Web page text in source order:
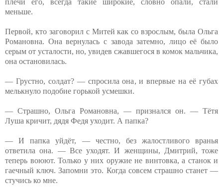
меньше.
Первой, кто заговорил с Митей как со взрослым, была Ольга
Романовна. Она вернулась с завода затемно, лицо её было
серым от усталости, но, увидев сжавшегося в комок мальчика,
она остановилась.
— Грустно, солдат? — спросила она, и впервые на её губах
мелькнуло подобие горькой усмешки.
— Страшно, Ольга Романовна, — признался он. — Тётя
Луша кричит, дядя Федя уходит. А папка?
— И папка уйдёт, — честно, без жалостливого вранья
ответила она. — Все уходят. И женщины, Дмитрий, тоже
теперь воюют. Только у них оружие не винтовка, а станок и
гаечный ключ. Запомни это. Когда совсем страшно станет —
стучись ко мне.